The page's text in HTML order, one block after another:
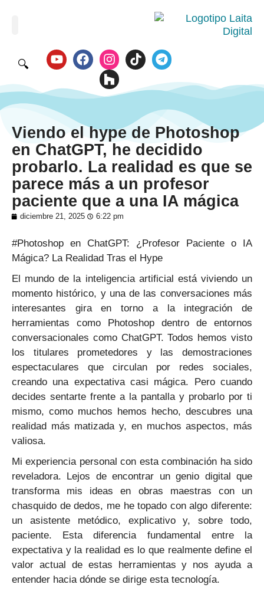
🔍
Viendo el hype de Photoshop
en ChatGPT, he decidido
probarlo. La realidad es que se
parece más a un profesor
paciente que a una IA mágica
diciembre 21, 2025 6:22 pm
#Photoshop en ChatGPT: ¿Profesor Paciente o IA
Mágica? La Realidad Tras el Hype
El mundo de la inteligencia artificial está viviendo un
momento histórico, y una de las conversaciones más
interesantes gira en torno a la integración de
herramientas como Photoshop dentro de entornos
conversacionales como ChatGPT. Todos hemos visto
los titulares prometedores y las demostraciones
espectaculares que circulan por redes sociales,
creando una expectativa casi mágica. Pero cuando
decides sentarte frente a la pantalla y probarlo por ti
mismo, como muchos hemos hecho, descubres una
realidad más matizada y, en muchos aspectos, más
valiosa.
Mi experiencia personal con esta combinación ha sido
reveladora. Lejos de encontrar un genio digital que
transforma mis ideas en obras maestras con un
chasquido de dedos, me he topado con algo diferente:
un asistente metódico, explicativo y, sobre todo,
paciente. Esta diferencia fundamental entre la
expectativa y la realidad es lo que realmente define el
valor actual de estas herramientas y nos ayuda a
entender hacia dónde se dirige esta tecnología.